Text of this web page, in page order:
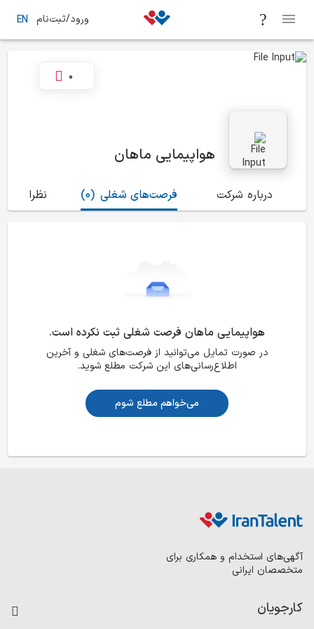
ورود/ثبت‌نام EN
هواپیمایی ماهان
0
درباره شرکت (0) فرصت‌های شغلی نظرات
هواپیمایی ماهان فرصت شغلی ثبت نکرده است.
در صورت تمایل می‌توانید از فرصت‌های شغلی و آخرین
اطلاع‌رسانی‌های این شرکت مطلع شوید.
می‌خواهم مطلع شوم
آگهی‌های استخدام و همکاری برای
متخصصان ایرانی
کارجویان